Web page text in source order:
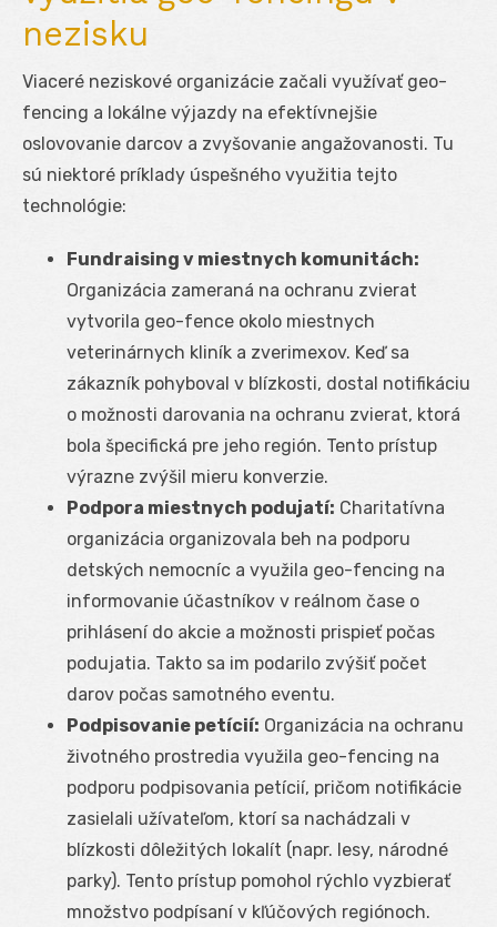
nezisku
Viaceré neziskové organizácie začali využívať geo-
fencing a lokálne výjazdy na efektívnejšie
oslovovanie darcov a zvyšovanie angažovanosti. Tu
sú niektoré príklady úspešného využitia tejto
technológie:
Fundraising v miestnych komunitách:
Organizácia zameraná na ochranu zvierat
vytvorila geo-fence okolo miestnych
veterinárnych kliník a zverimexov. Keď sa
zákazník pohyboval v blízkosti, dostal notifikáciu
o možnosti darovania na ochranu zvierat, ktorá
bola špecifická pre jeho región. Tento prístup
výrazne zvýšil mieru konverzie.
Podpora miestnych podujatí: Charitatívna
organizácia organizovala beh na podporu
detských nemocníc a využila geo-fencing na
informovanie účastníkov v reálnom čase o
prihlásení do akcie a možnosti prispieť počas
podujatia. Takto sa im podarilo zvýšiť počet
darov počas samotného eventu.
Podpisovanie petícií: Organizácia na ochranu
životného prostredia využila geo-fencing na
podporu podpisovania petícií, pričom notifikácie
zasielali užívateľom, ktorí sa nachádzali v
blízkosti dôležitých lokalít (napr. lesy, národné
parky). Tento prístup pomohol rýchlo vyzbierať
množstvo podpísaní v kľúčových regiónoch.